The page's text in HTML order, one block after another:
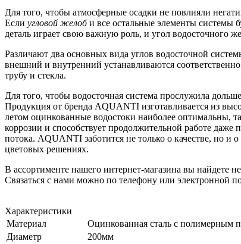
Для того, чтобы атмосферные осадки не повлияли
Если угловой желоби все остальные элементы системы
деталь играет свою важную роль, и угол водосточного
Различают два основных вида углов водосточной
внешний и внутренний устанавливаются
трубу и стекла.
Для того, чтобы водосточная система прослужила
Продукция от бренда AQUANTI изготавливается из
летом оцинкованные водостоки наиболее оптимальны,
коррозии и способствует продолжительной работе
потока. AQUANTI заботится не только о качестве, но
цветовых решениях.
В ассортименте нашего интернет-магазина вы найдете
Связаться с нами можно по телефону или электронной
Характеристики
Материал
Оцинкованная сталь с полимерным
Диаметр
200мм